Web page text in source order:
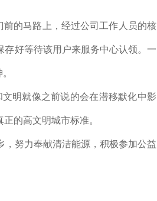
的马路上，经过公司工作人员的核
好等待该用户来服务中心认领。一
明就像之前说的会在潜移默化中影
的高文明城市标准。
，努力奉献清洁能源，积极参加公益